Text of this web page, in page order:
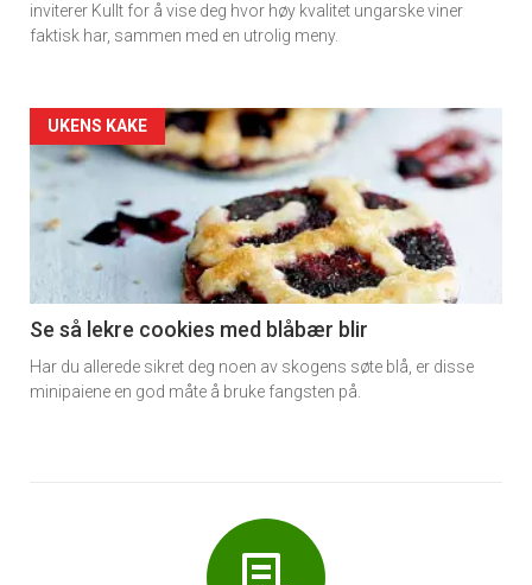
inviterer Kullt for å vise deg hvor høy kvalitet ungarske viner
faktisk har, sammen med en utrolig meny.
Forsiden
akkurat
nå
6
UKENS KAKE
Se så lekre cookies med blåbær blir
Har du allerede sikret deg noen av skogens søte blå, er disse
minipaiene en god måte å bruke fangsten på.